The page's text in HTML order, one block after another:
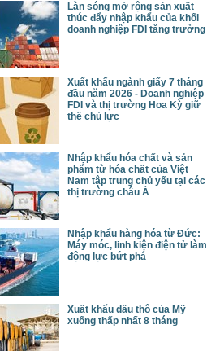
Làn sóng mở rộng sản xuất
thúc đẩy nhập khẩu của khối
doanh nghiệp FDI tăng trưởng
Xuất khẩu ngành giấy 7 tháng
đầu năm 2026 - Doanh nghiệp
FDI và thị trường Hoa Kỳ giữ
thế chủ lực
Nhập khẩu hóa chất và sản
phẩm từ hóa chất của Việt
Nam tập trung chủ yếu tại các
thị trường châu Á
Nhập khẩu hàng hóa từ Đức:
Máy móc, linh kiện điện tử làm
động lực bứt phá
Xuất khẩu dầu thô của Mỹ
xuống thấp nhất 8 tháng